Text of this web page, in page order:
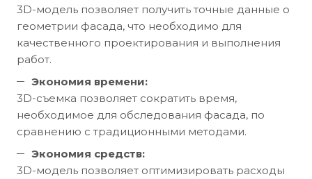
3D-модель позволяет получить точные данные о
геометрии фасада, что необходимо для
качественного проектирования и выполнения
работ.
Экономия времени:
3D-съемка позволяет сократить время,
необходимое для обследования фасада, по
сравнению с традиционными методами.
Экономия средств:
3D-модель позволяет оптимизировать расходы